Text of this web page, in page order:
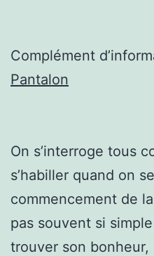
Complément
Pantalon
On s’interroge tous
s’habiller quand on
commencement de
pas souvent si
trouver son bonheur,